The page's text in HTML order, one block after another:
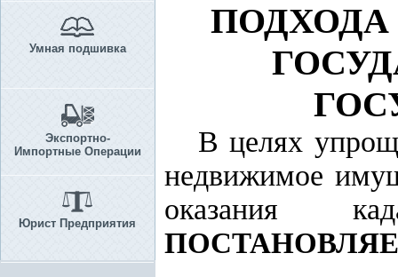
Умная подшивка
Экспортно-
Импортные Операции
Юрист Предприятия
В целях
недвижимое
оказания